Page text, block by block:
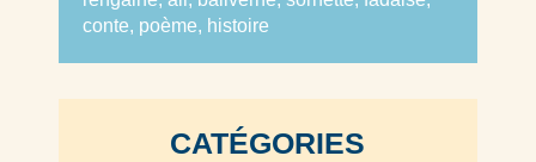
conte, poème, histoire
CATÉGORIES